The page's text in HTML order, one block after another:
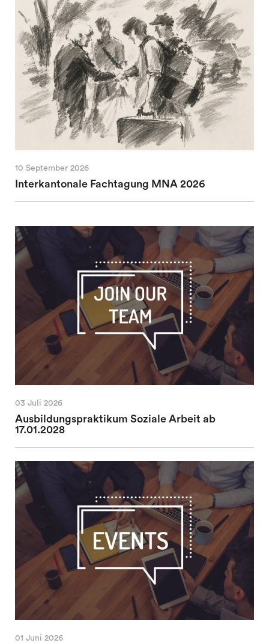
10 September 2026
Interkantonale Fachtagung MNA 2026
03 Juli 2026
Ausbildungspraktikum Soziale Arbeit ab
17.01.2028
01 Juni 2026